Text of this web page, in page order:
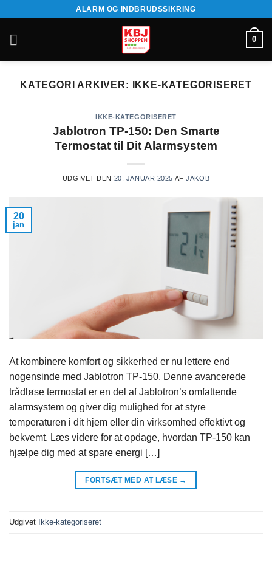
indhold
ALARM OG INDBRUDSSIKRING
0
KATEGORI ARKIVER: IKKE-KATEGORISERET
IKKE-KATEGORISERET
Jablotron TP-150: Den Smarte
Termostat til Dit Alarmsystem
UDGIVET DEN 20. JANUAR 2025 AFJAKOB
20
jan
At kombinere komfort og sikkerhed er nu lettere end
nogensinde med Jablotron TP-150. Denne avancerede
trådløse termostat er en del af Jablotron’s omfattende
alarmsystem og giver dig mulighed for at styre
temperaturen i dit hjem eller din virksomhed effektivt og
bekvemt. Læs videre for at opdage, hvordan TP-150 kan
hjælpe dig med at spare energi […]
FORTSÆT MED AT LÆSE →
Udgivet Ikke-kategoriseret